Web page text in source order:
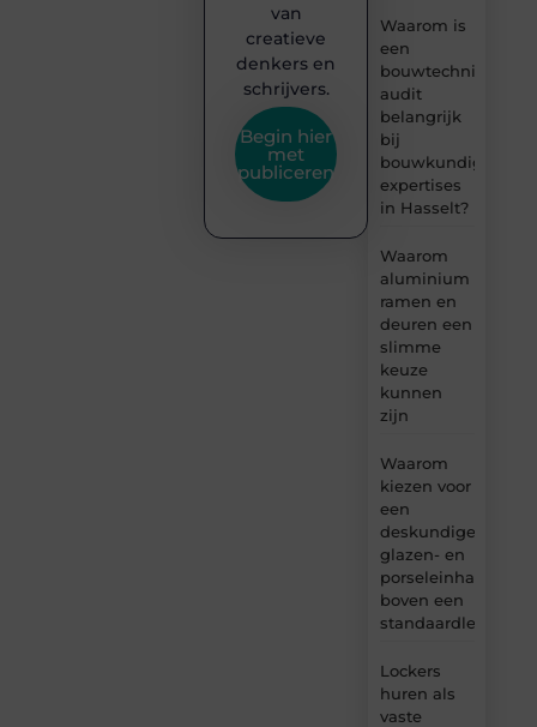
Waarom is
een
bouwtechnische
audit
belangrijk
bij
bouwkundige
expertises
in Hasselt?
Waarom
aluminium
ramen en
deuren een
slimme
keuze
kunnen
zijn
Waarom
kiezen voor
een
deskundige
glazen- en
porseleinhandelaar
boven een
Lockers
huren als
vaste
van
creatieve
denkers en
schrijvers.
Begin hier
met
publiceren